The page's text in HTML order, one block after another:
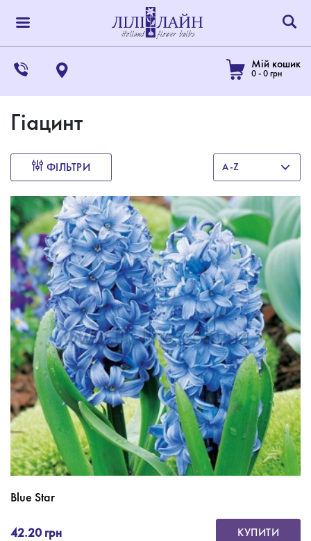
Мій кошик
0-0грн
Гіацинт
ФІЛЬТРИ
Blue Star
42.20 грн КУПИТИ